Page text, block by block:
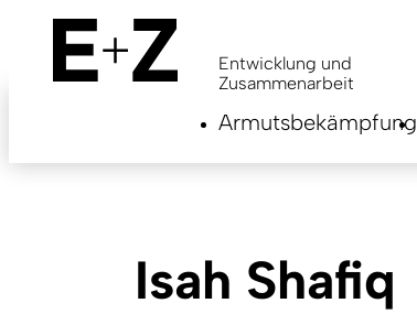
content
Entwicklung und
Zusammenarbeit
Armutsbekämpfung
Isah Shafiq